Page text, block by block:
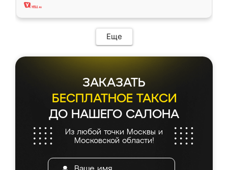
Еще
ЗАКАЗАТЬ
БЕСПЛАТНОЕ ТАКСИ
ДО НАШЕГО САЛОНА
Из любой точки Москвы и
Московской области!